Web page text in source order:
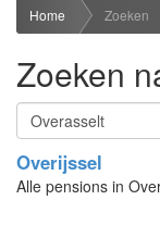
Home Zoeken
Zoeken
Overijssel
Alle pensions in